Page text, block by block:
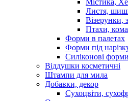
Листя,
Візерунки,
Птахи,
Форми в палетах
Форми під
Силіконові
Віддушки косметичні
Штампи для мила
Добавки, декор
Сухоцвіти,